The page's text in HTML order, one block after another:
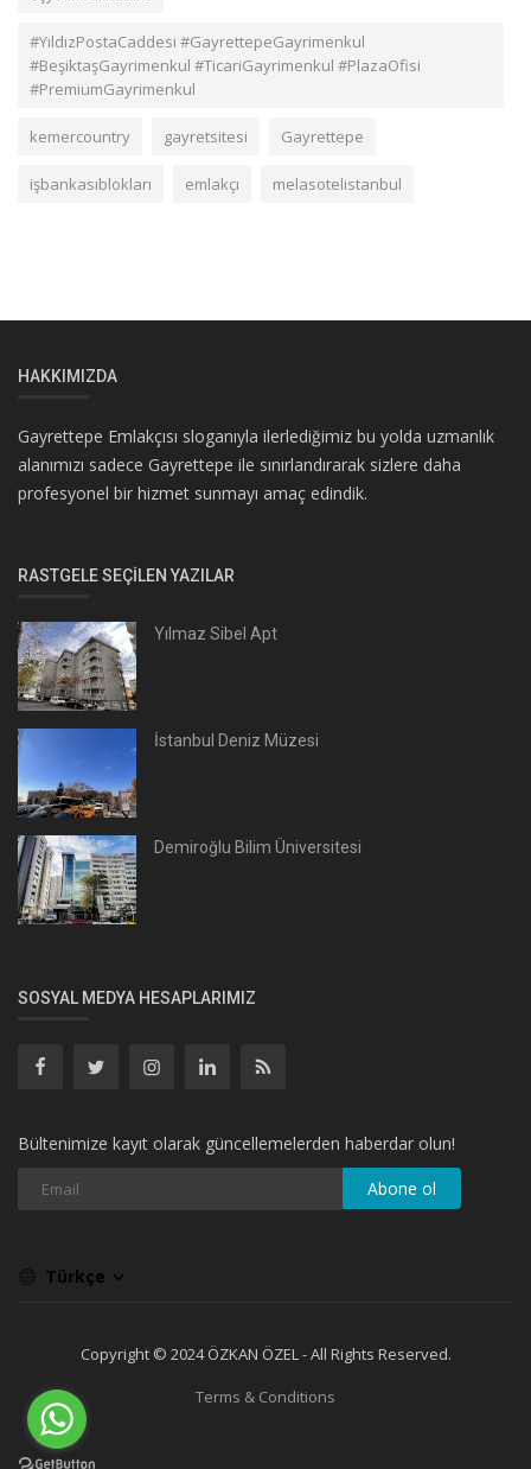
#YıldızPostaCaddesi #GayrettepeGayrimenkul
#BeşiktaşGayrimenkul #TicariGayrimenkul #PlazaOfisi
#PremiumGayrimenkul
kemercountry gayretsitesi Gayrettepe
işbankasıblokları emlakçı melasotelistanbul
HAKKIMIZDA
Gayrettepe Emlakçısı sloganıyla ilerlediğimiz bu yolda uzmanlık
alanımızı sadece Gayrettepe ile sınırlandırarak sizlere daha
profesyonel bir hizmet sunmayı amaç edindik.
RASTGELE SEÇILEN YAZILAR
Yılmaz Sibel Apt
İstanbul Deniz Müzesi
Demiroğlu Bilim Üniversitesi
SOSYAL MEDYA HESAPLARIMIZ
Bültenimize kayıt olarak güncellemelerden haberdar olun!
Abone ol
Türkçe
Copyright © 2024 ÖZKAN ÖZEL - All Rights Reserved.
Terms & Conditions